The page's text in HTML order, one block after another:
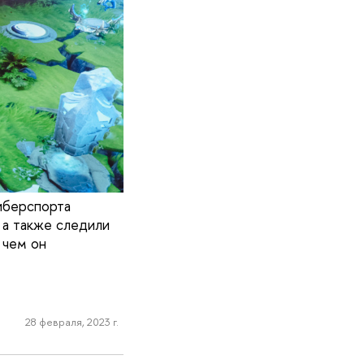
также следили
он
28 февраля, 2023 г.